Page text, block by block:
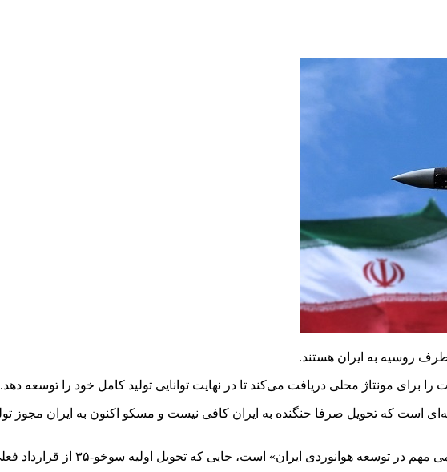
برای مونتاژ محلی دریافت می‌کند تا در نهایت توانایی تولید کامل خود را توسعه دهد.
جایی که تحویل اولیه سوخو-۳۵ از قرارداد فعلی، توانایی نیروی هوایی ایران را افزایش داده است.